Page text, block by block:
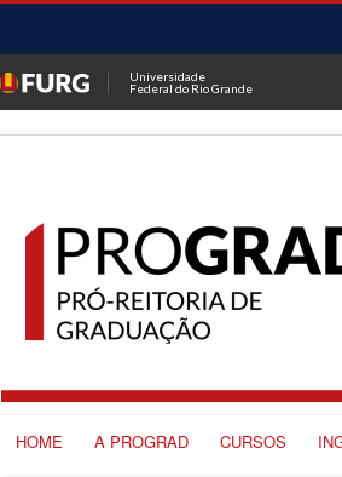
Universidade
Federal do Rio Grande
HOME A PROGRAD CURSOS